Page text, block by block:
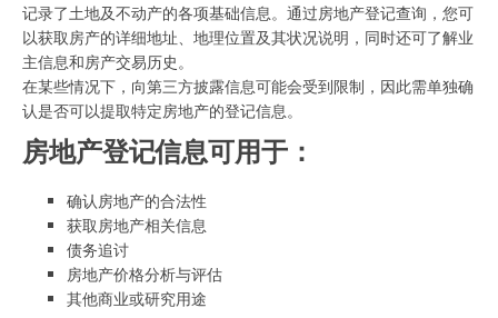
记录了土地及不动产的各项基础信息。通过房地产登记查询，您可
以获取房产的详细地址、地理位置及其状况说明，同时还可了解业
主信息和房产交易历史。
在某些情况下，向第三方披露信息可能会受到限制，因此需单独确
认是否可以提取特定房地产的登记信息。
房地产登记信息可用于：
确认房地产的合法性
获取房地产相关信息
债务追讨
房地产价格分析与评估
其他商业或研究用途